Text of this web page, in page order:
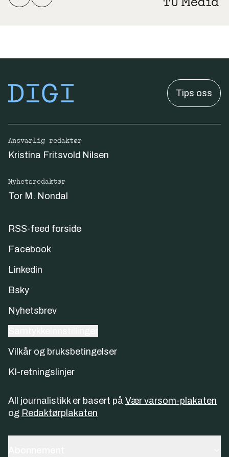
Tips oss
Ansvarlig redaktør
Kristina Fritsvold Nilsen
Nyhetsredaktør
Tor M. Nondal
RSS-feed forside
Facebook
Linkedin
Bsky
Nyhetsbrev
Vilkår og bruksbetingelser
KI-retningslinjer
All journalistikk er basert på Vær varsom-plakaten
og Redaktørplakaten